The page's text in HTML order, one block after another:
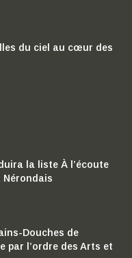
du ciel au cœur des
la liste À l’écoute
Nérondais
Douches de
par l’ordre des Arts et